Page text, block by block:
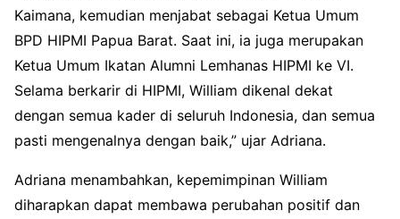
Kaimana, kemudian menjabat sebagai Ketua Umum
BPD HIPMI Papua Barat. Saat ini, ia juga merupakan
Ketua Umum Ikatan Alumni Lemhanas HIPMI ke VI.
Selama berkarir di HIPMI, William dikenal dekat
dengan semua kader di seluruh Indonesia, dan semua
pasti mengenalnya dengan baik,” ujar Adriana.
Adriana menambahkan, kepemimpinan William
diharapkan dapat membawa perubahan positif dan